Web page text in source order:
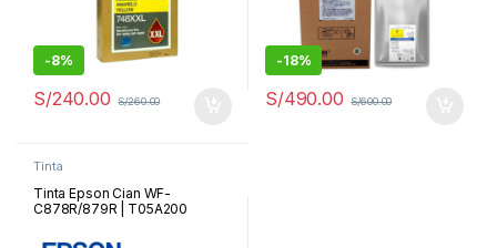
-8%
S/240.00 S/260.00
-18%
S/490.00 S/600.00
Tinta
Tinta Epson Cian WF-
C878R/879R | T05A200